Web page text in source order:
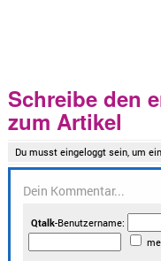
Schreibe den
zum Artikel